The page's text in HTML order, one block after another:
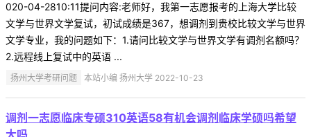
020-04-2810:11提问内容:老师好，我第一志愿报考的上海大学比较
文学与世界文学复试，初试成绩是367，想调剂到贵校比较文学与世界
文学专业，我的问题如下：1.请问比较文学与世界文学有调剂名额吗？
2.远程线上复试中的英语 ...
扬州大学考研问题 本站小编 扬州大学 2022-10-23
调剂一志愿临床专硕310英语58有机会调剂临床学硕吗希望
大吗